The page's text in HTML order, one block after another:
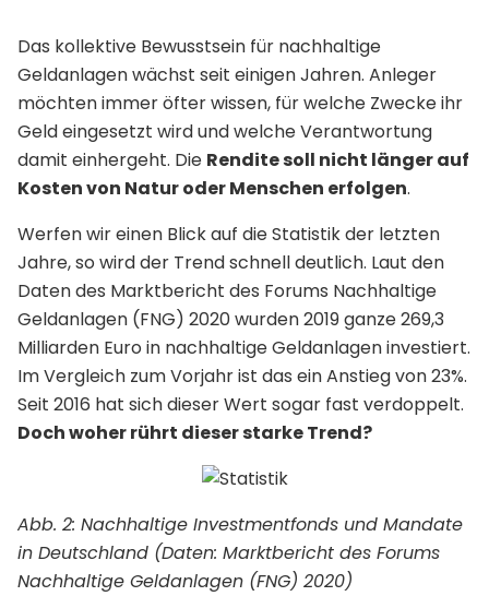
Das kollektive Bewusstsein für nachhaltige
Geldanlagen wächst seit einigen Jahren. Anleger
möchten immer öfter wissen, für welche Zwecke ihr
Geld eingesetzt wird und welche Verantwortung
damit einhergeht. Die Rendite soll nicht länger auf
Kosten von Natur oder Menschen erfolgen.
Werfen wir einen Blick auf die Statistik der letzten
Jahre, so wird der Trend schnell deutlich. Laut den
Daten des Marktbericht des Forums Nachhaltige
Geldanlagen (FNG) 2020 wurden 2019 ganze 269,3
Milliarden Euro in nachhaltige Geldanlagen investiert.
Im Vergleich zum Vorjahr ist das ein Anstieg von 23%.
Seit 2016 hat sich dieser Wert sogar fast verdoppelt.
Doch woher rührt dieser starke Trend?
Abb. 2: Nachhaltige Investmentfonds und Mandate
in Deutschland (Daten: Marktbericht des Forums
Nachhaltige Geldanlagen (FNG) 2020)